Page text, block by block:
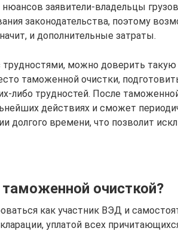
нюансов заявители-владельцы
законодательства, поэтому
и дополнительные затраты.
можно доверить такую
таможенной очистки,
либо трудностей. После
действиях и сможет
долгого времени, что позволит
очисткой?
как участник ВЭД и
уплатой всех